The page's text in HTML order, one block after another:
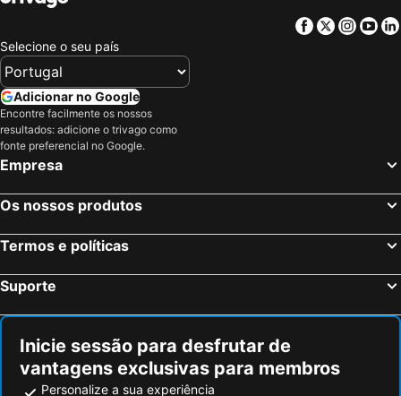
Facebook
Twitter
Selecione o seu país
Adicionar no Google
Encontre facilmente os nossos
resultados: adicione o trivago como
fonte preferencial no Google.
Empresa
Os nossos produtos
Termos e políticas
Suporte
Inicie sessão para desfrutar de
vantagens exclusivas para membros
Personalize a sua experiência